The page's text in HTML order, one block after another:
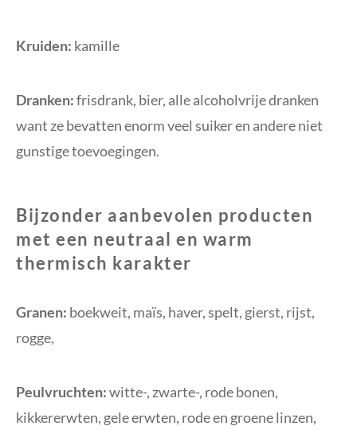
Kruiden: kamille
Dranken:frisdrank, bier, alle alcoholvrije dranken
want ze bevatten enorm veel suiker en andere niet
gunstige toevoegingen.
Bijzonder aanbevolen producten
met een neutraal en warm
thermisch karakter
Granen: boekweit, maïs, haver, spelt, gierst, rijst,
rogge,
Peulvruchten:witte-, zwarte-, rode bonen,
kikkererwten, gele erwten, rode en groene linzen,